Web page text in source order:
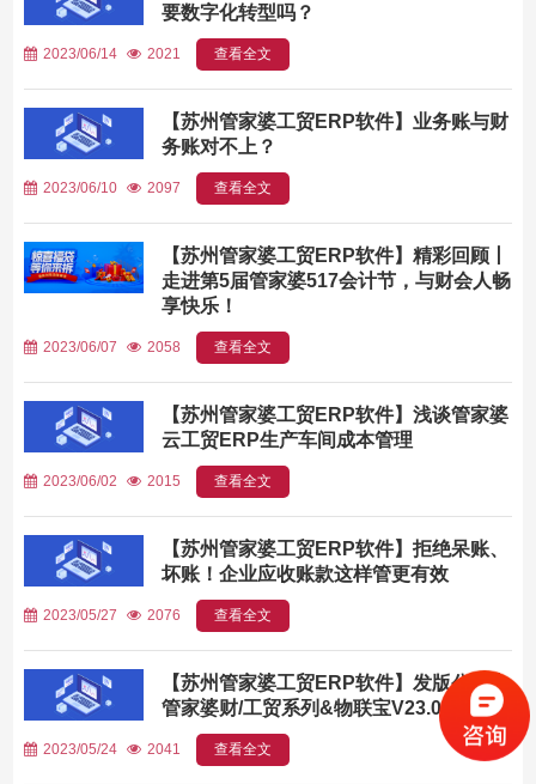
要数字化转型吗？
2023/06/14 2021 查看全文
【苏州管家婆工贸ERP软件】业务账与财
务账对不上？
2023/06/10 2097 查看全文
【苏州管家婆工贸ERP软件】精彩回顾丨
走进第5届管家婆517会计节，与财会人畅
享快乐！
2023/06/07 2058 查看全文
【苏州管家婆工贸ERP软件】浅谈管家婆
云工贸ERP生产车间成本管理
2023/06/02 2015 查看全文
【苏州管家婆工贸ERP软件】拒绝呆账、
坏账！企业应收账款这样管更有效
2023/05/27 2076 查看全文
【苏州管家婆工贸ERP软件】发版公告丨
管家婆财/工贸系列&物联宝V23.0发布
2023/05/24 2041 查看全文